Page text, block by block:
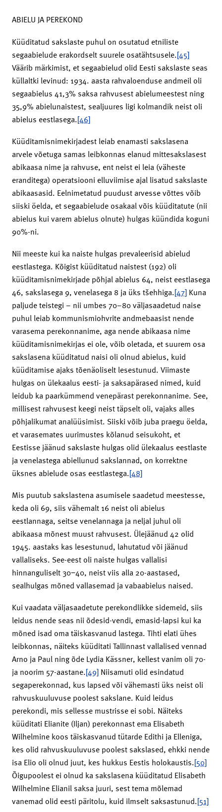
ABIELU JA PEREKOND
Küüditatud sakslaste puhul on osutatud etniliste
segaabielude erakordselt suurele osatähtsusele.[45]
Väärib märkimist, et segaabielud olid Eesti sakslaste seas
küllaltki levinud: 1934. aasta rahvaloenduse andmeil oli
segaabielus 41,3% saksa rahvusest abielumeestest ning
35,9% abielunaistest, sealjuures ligi kolmandik neist oli
abielus eestlasega.[46]
Küüditamisnimekirjadest leiab enamasti sakslasena
arvele võetuga samas leibkonnas elanud mittesakslasest
abikaasa nime ja rahvuse, ent neist ei leia (väheste
eranditega) operatsiooni elluviimise ajal lisatud sakslaste
abikaasasid. Eelnimetatud puudust arvesse võttes võib
siiski öelda, et segaabielude osakaal võis küüditatute (nii
abielus kui varem abielus olnute) hulgas küündida koguni
90%-ni.
Nii meeste kui ka naiste hulgas prevaleerisid abielud
eestlastega. Kõigist küüditatud naistest (192) oli
küüditamisnimekirjade põhjal abielus 64, neist eestlasega
46, sakslasega 9, venelasega 8 ja üks tšehhiga.[47] Kuna
paljude teistegi – nii umbes 70–80 väljasaadetud naise
puhul leiab kommunismiohvrite andmebaasist nende
varasema perekonnanime, aga nende abikaasa nime
küüditamisnimekirjas ei ole, võib oletada, et suurem osa
sakslasena küüditatud naisi oli olnud abielus, kuid
küüditamise ajaks tõenäoliselt lesestunud. Viimaste
hulgas on ülekaalus eesti- ja saksapärased nimed, kuid
leidub ka paarkümmend venepärast perekonnanime. See,
millisest rahvusest keegi neist täpselt oli, vajaks alles
põhjalikumat analüüsimist. Siiski võib juba praegu öelda,
et varasemates uurimustes kõlanud seisukoht, et
Eestisse jäänud sakslaste hulgas olid ülekaalus eestlaste
ja venelastega abiellunud sakslannad, on korrektne
üksnes abielude osas eestlastega.[48]
Mis puutub sakslastena asumisele saadetud meestesse,
keda oli 69, siis vähemalt 16 neist oli abielus
eestlannaga, seitse venelannaga ja neljal juhul oli
abikaasa mõnest muust rahvusest. Ülejäänud 42 olid
1945. aastaks kas lesestunud, lahutatud või jäänud
vallaliseks. See-eest oli naiste hulgas vallalisi
hinnanguliselt 30−40, neist viis alla 20-aastased,
sealhulgas mõned vallasemad ja vabaabielus naised.
Kui vaadata väljasaadetute perekondlikke sidemeid, siis
leidus nende seas nii õdesid-vendi, emasid-lapsi kui ka
mõned isad oma täiskasvanud lastega. Tihti elati ühes
leibkonnas, näiteks küüditati Tallinnast vallalised vennad
Arno ja Paul ning õde Lydia Kässner, kellest vanim oli 70-
ja noorim 57-aastane.[49] Niisamuti olid esindatud
segaperekonnad, kus lapsed või vähemasti üks neist oli
rahvuskuuluvuse poolest sakslane. Kuid leidus
perekondi, mis sellesse mustrisse ei sobi. Näiteks
küüditati Elianite (Iljan) perekonnast ema Elisabeth
Wilhelmine koos täiskasvanud tütarde Edithi ja Elleniga,
kes olid rahvuskuuluvuse poolest sakslased, ehkki nende
isa Elio oli olnud juut, kes hukkus Eestis holokaustis.[50]
Õigupoolest ei olnud ka sakslasena küüditatud Elisabeth
Wilhelmine Elianil saksa juuri, sest tema mõlemad
vanemad olid eesti päritolu, kuid ilmselt saksastunud.[51]